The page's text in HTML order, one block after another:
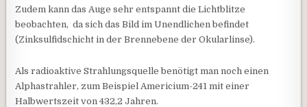
Zudem kann das Auge sehr entspannt die Lichtblitze
beobachten, da sich das Bild im Unendlichen befindet
(Zinksulfidschicht in der Brennebene der Okularlinse).
Als radioaktive Strahlungsquelle benötigt man noch einen
Alphastrahler, zum Beispiel Americium-241 mit einer
Halbwertszeit von 432,2 Jahren.